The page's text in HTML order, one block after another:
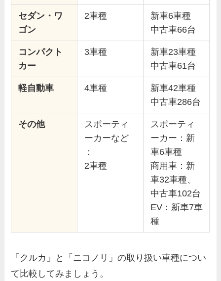
セダン・ワ
ゴン
2車種
新車6車種
中古車66台
コンパクト
カー
3車種
新車23車種
中古車61台
軽自動車 4車種
新車42車種
中古車286台
その他
スポーティ
ーカーなど
：
2車種
スポーティ
ーカー：新
車6車種
商用車：新
車32車種、
中古車102台
EV：新車7車
種
「クルカ」と「ニコノリ」の取り扱い車種につい
て比較してみましょう。